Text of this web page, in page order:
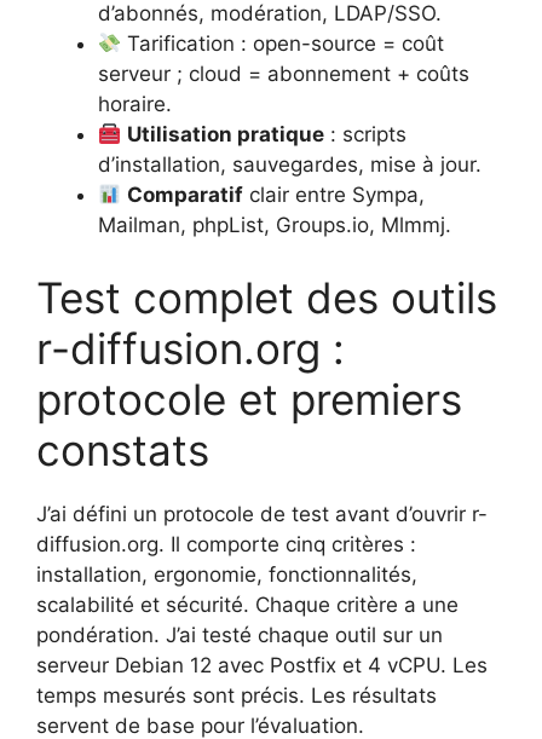
d’abonnés, modération, LDAP/SSO.
Tarification : open-source = coût
serveur ; cloud = abonnement + coûts
horaire.
Utilisation pratique : scripts
d’installation, sauvegardes, mise à jour.
Comparatif clair entre Sympa,
Mailman, phpList, Groups.io, Mlmmj.
Test complet des outils
r-diffusion.org :
protocole et premiers
constats
J’ai défini un protocole de test avant d’ouvrir r-
diffusion.org. Il comporte cinq critères :
installation, ergonomie, fonctionnalités,
scalabilité et sécurité. Chaque critère a une
pondération. J’ai testé chaque outil sur un
serveur Debian 12 avec Postfix et 4 vCPU. Les
temps mesurés sont précis. Les résultats
servent de base pour l’évaluation.